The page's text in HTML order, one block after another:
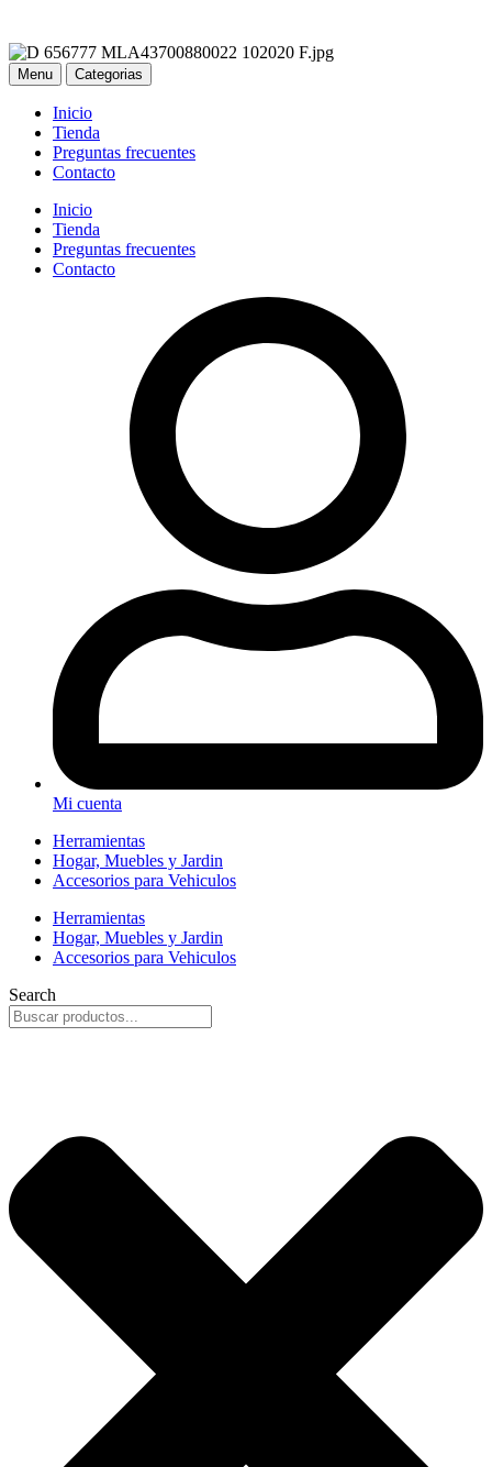
Menu Categorias
Inicio
Tienda
Preguntas frecuentes
Contacto
Inicio
Tienda
Preguntas frecuentes
Contacto
Mi cuenta
Herramientas
Hogar, Muebles y Jardin
Accesorios para Vehiculos
Herramientas
Hogar, Muebles y Jardin
Accesorios para Vehiculos
Search